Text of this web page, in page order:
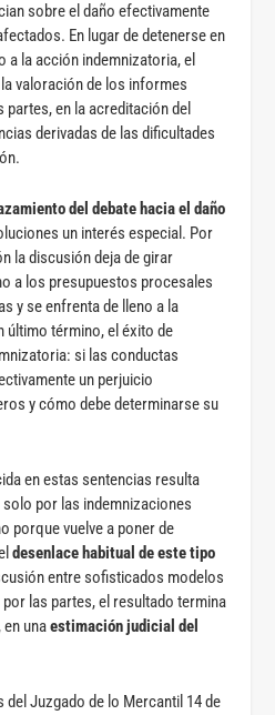
sobre el daño efectivamente
En lugar de detenerse en
a la acción indemnizatoria, el
valoración de los informes
en la acreditación del
derivadas de las dificultades
del debate hacia el daño
un interés especial. Por
la discusión deja de girar
a los presupuestos procesales
y se enfrenta de lleno a la
último término, el éxito de
si las conductas
un perjuicio
y cómo debe determinarse su
en estas sentencias resulta
por las indemnizaciones
porque vuelve a poner de
desenlace habitual de este tipo
entre sofisticados modelos
las partes, el resultado termina
en unaestimación judicial del
del Juzgado de lo Mercantil 14 de